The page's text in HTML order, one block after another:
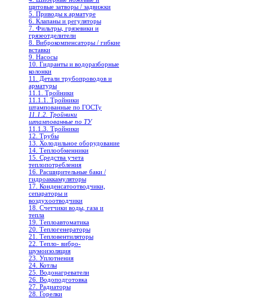
щитовые затворы / задвижки
5. Приводы к арматуре
6. Клапаны и регуляторы
7. Фильтры, грязевики и
грязеотделители
8. Виброкомпенсаторы / гибкие
вставки
9. Насосы
10. Гидранты и водоразборные
колонки
11. Детали трубопроводов и
арматуры
11.1. Тройники
11.1.1. Тройники
штампованные по ГОСТу
11.1.2. Тройники
штампованные по ТУ
11.1.3. Тройники
12. Трубы
13. Холодильное oборудование
14. Теплообменники
15. Средства учета
теплопотребления
16. Расширительные баки /
гидроаккамуляторы
17. Конденсатоотводчики,
сепараторы и
воздухоотводчики
18. Счетчики воды, газа и
тепла
19. Теплоавтоматика
20. Теплогенераторы
21. Тепловентиляторы
22. Тепло- вибро-
шумоизоляция
23. Уплотнения
24. Котлы
25. Водонагреватели
26. Водоподготовка
27. Радиаторы
28. Горелки